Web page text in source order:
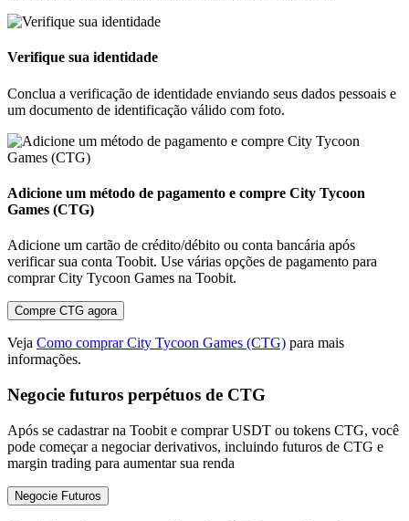
Verifique sua identidade
Conclua a verificação de identidade enviando seus dados pessoais e
um documento de identificação válido com foto.
Adicione um método de pagamento e compre City Tycoon
Games (CTG)
Adicione um cartão de crédito/débito ou conta bancária após
verificar sua conta Toobit. Use várias opções de pagamento para
comprar City Tycoon Games na Toobit.
Compre CTG agora
Veja Como comprar City Tycoon Games (CTG) para mais
informações.
Negocie futuros perpétuos de CTG
Após se cadastrar na Toobit e comprar USDT ou tokens CTG, você
pode começar a negociar derivativos, incluindo futuros de CTG e
margin trading para aumentar sua renda
Negocie Futuros